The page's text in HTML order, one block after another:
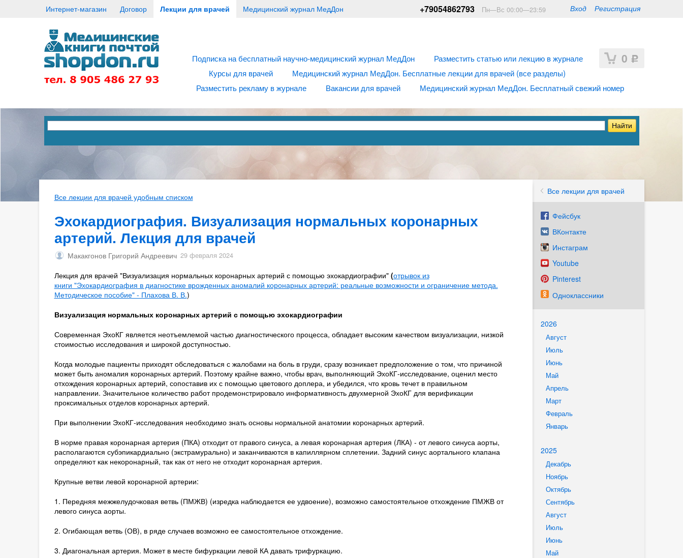
Интернет-магазин Договор Лекции для врачей Медицинский журнал МедДон Вход Регистрация
+79054862793 Пн—Вс 00:00—23:59
0 Р
Подписка на бесплатный научно-медицинский журнал МедДон
Разместить статью или лекцию в журнале
Курсы для врачей
Медицинский журнал МедДон. Бесплатные лекции для врачей (все разделы)
Разместить рекламу в журнале
Вакансии для врачей Медицинский журнал МедДон. Бесплатный свежий номер
Все лекции для врачей
Фейсбук
ВКонтакте
Инстаграм
Youtube
Pinterest
Одноклассники
2026
Август
Июль
Июнь
Май
Апрель
Март
Февраль
Январь
2025
Декабрь
Ноябрь
Октябрь
Сентябрь
Август
Июль
Июнь
Май
Все лекции для врачей удобным списком
Эхокардиография. Визуализация нормальных коронарных
артерий. Лекция для врачей
Макакгонов Григорий Андреевич 29 февраля 2024
Лекция для врачей "Визуализация нормальных коронарных артерий с помощью эхокардиографии"(отрывок из
книги "Эхокардиография в диагностике врожденных аномалий коронарных артерий: реальные возможности и ограничение метода.
Методическое пособие" - Плахова В. В.)
Визуализация нормальных коронарных артерий с помощью эхокардиографии
Современная ЭхоКГ является неотъемлемой частью диагностического процесса, обладает высоким качеством визуализации, низкой
стоимостью исследования и широкой доступностью.
Когда молодые пациенты приходят обследоваться с жалобами на боль в груди, сразу возникает предположение о том, что причиной
может быть аномалия коронарных артерий. Поэтому крайне важно, чтобы врач, выполняющий ЭхоКГ-исследование, оценил место
отхождения коронарных артерий, сопоставив их с помощью цветового доплера, и убедился, что кровь течет в правильном
направлении. Значительное количество работ продемонстрировало информативность двухмерной ЭхоКГ для верификации
проксимальных отделов коронарных артерий.
При выполнении ЭхоКГ-исследования необходимо знать основы нормальной анатомии коронарных артерий.
В норме правая коронарная артерия (ПКА) отходит от правого синуса, а левая коронарная артерия (ЛКА) - от левого синуса аорты,
располагаются субэпикардиально (экстрамурально) и заканчиваются в капиллярном сплетении. Задний синус аортального клапана
определяют как некоронарный, так как от него не отходит коронарная артерия.
Крупные ветви левой коронарной артерии:
1. Передняя межжелудочковая ветвь (ПМЖВ) (изредка наблюдается ее удвоение), возможно самостоятельное отхождение ПМЖВ от
левого синуса аорты.
2. Огибающая ветвь (ОВ), в ряде случаев возможно ее самостоятельное отхождение.
3. Диагональная артерия. Может в месте бифуркации левой КА давать трифуркацию.